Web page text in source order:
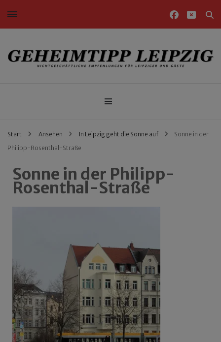
Nichtgeschäftliche Empfehlungen für Leipziger und Gäste
Start Ansehen In Leipzig geht die Sonne auf
Sonne in der
Philipp-Rosenthal-Straße
Sonne in der Philipp-
Rosenthal-Straße